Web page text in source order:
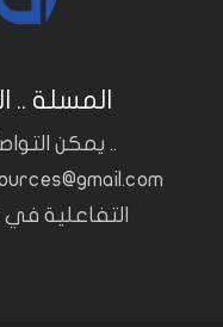
المسلة ..
.. يمكن
التفاعلية